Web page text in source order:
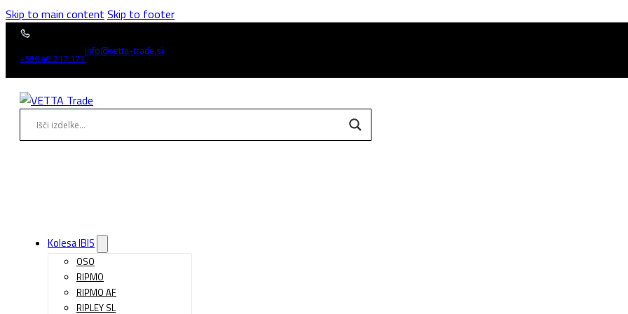
Skip to main content Skip to footer
+386 40 217 177
info@vetta-trade.si
Kolesa IBIS
OSO
RIPMO
RIPMO AF
RIPLEY SL